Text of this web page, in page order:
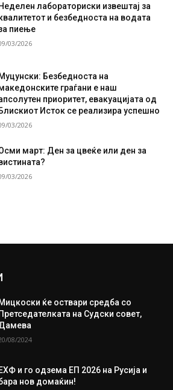
Неделен лабораториски извештај за
и безбедноста на водата
пиење
03/2026
Безбедноста на
граѓани е наш
приоритет, евакуацијата од
Исток се реализира успешно
03/2026
март: Ден за цвеќе или ден за
03/2026
Мицкоски ќе оствари средба со
Претседателката на Судски совет,
08/2024
ЕХФ и го одзема ЕП 2026 на Русија и
нов домаќин!